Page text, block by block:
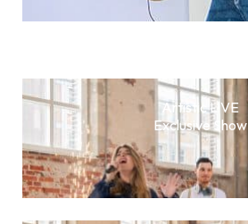
Artistic L!VE
Exclusive Show